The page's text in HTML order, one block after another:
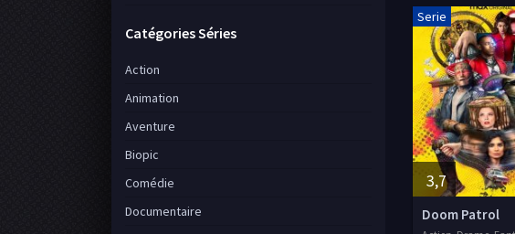
3,7
Serie
Doom Patrol
Catégories Séries
Action
Animation
Aventure
Biopic
Comédie
Documentaire